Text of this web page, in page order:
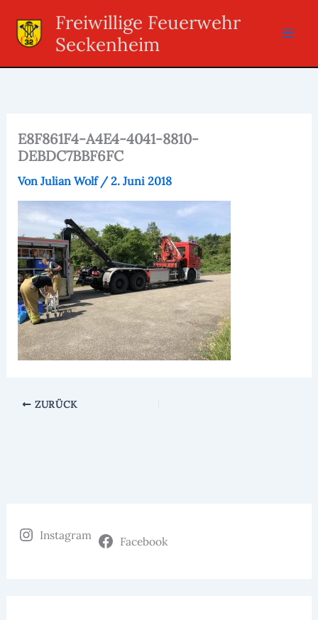
Inhalt
springen
Freiwillige Feuerwehr
Seckenheim
E8F861F4-A4E4-4041-8810-
DEBDC7BBF6FC
Von Julian Wolf /2. Juni 2018
ZURÜCK
Instagram Facebook